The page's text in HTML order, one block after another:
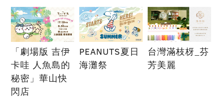
「劇場版 吉伊
卡哇 人魚島的
秘密」華山快
閃店
PEANUTS夏日
海灘祭
台灣滿枝枒_芬
芳美麗